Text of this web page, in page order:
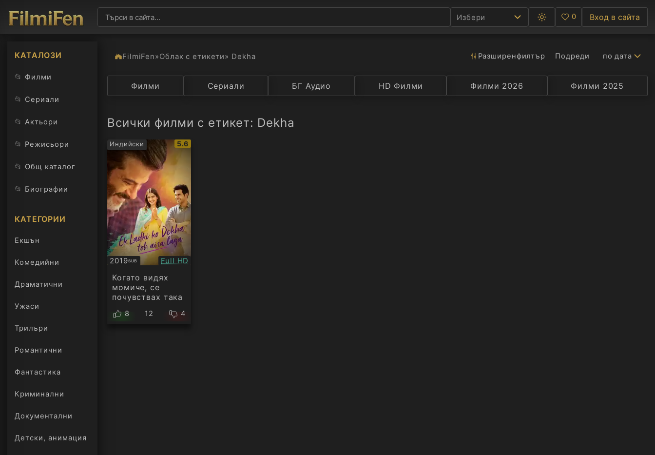
Избери
Превключване
между
светла
Любими
0 Вход в сайта
КАТАЛОЗИ
📂 Филми
📂 Сериали
📂 Актьори
📂 Режисьори
📂 Общ каталог
📂 Биографии
КАТЕГОРИИ
Екшън
Комедийни
Драматични
Ужаси
Трилъри
онлайн
Романтични
Фантастика
Криминални
Документални
Детски, анимация
FilmiFen»Облак с етикети» Dekha Разширенфилтър Подреди по дата
Категория Държава Рейтинг Селекция Превод Актьор
Филми Сериали БГ Аудио HD Филми Филми 2026 Филми 2025
Всички филми с етикет: Dekha
Индийски
IMDb
5.6
2019SUB
Субтитри Качество:
Full HD
Когато видях
момиче, се
почувствах така
8 12 4